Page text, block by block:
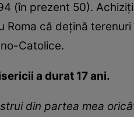
(în prezent 50).
Roma că dețină
Catolice.
a durat 17 ani.
din partea mea